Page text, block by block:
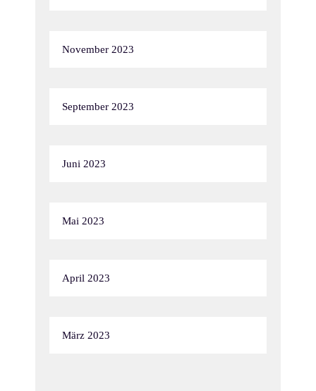
November 2023
September 2023
Juni 2023
Mai 2023
April 2023
März 2023